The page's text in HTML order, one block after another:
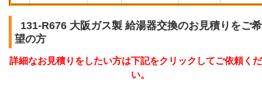
131-R676 大阪ガス製 給湯器交換のお見積りをご希
望の方
詳細なお見積りをしたい方は下記をクリックしてご依頼く
い。